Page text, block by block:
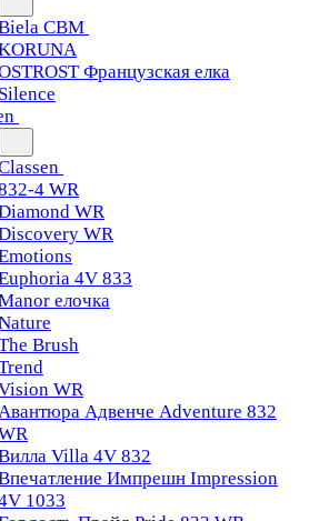
CBM
Французская елка
Silence
4 WR
WR
WR
4V 833
елочка
Brush
WR
Адвенче Adventure 832
Villa 4V 832
Импрешн Impression
1033